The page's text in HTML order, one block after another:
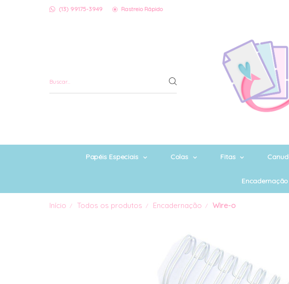
(13) 99175-3949 Rastreio Rápido
Papéis Especiais Colas Fitas
Encadernação
Início Todos os produtos Encadernação Wire-o